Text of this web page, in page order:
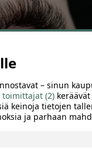
tai brasilialainen
36 % | Espoo,
– sinun
toimittajat (2)
keinoja tietojen
ja parhaan